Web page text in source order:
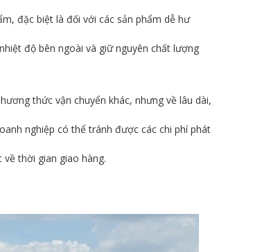
đặc biệt là đối với các sản phẩm dễ hư
độ bên ngoài và giữ nguyên chất lượng
thức vận chuyển khác, nhưng về lâu dài,
nghiệp có thể tránh được các chi phí phát
thời gian giao hàng.